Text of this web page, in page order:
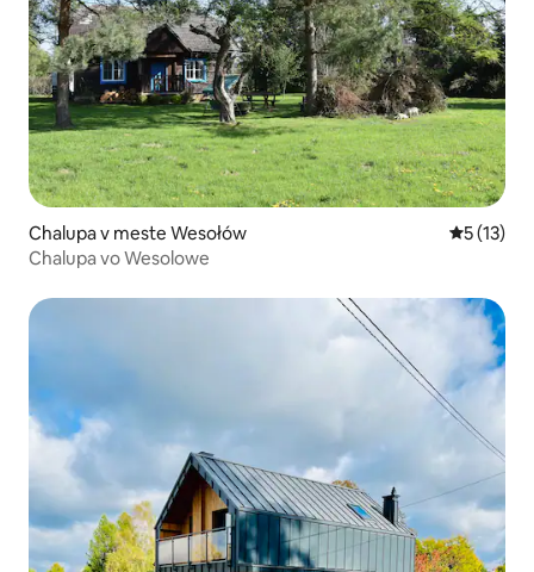
Chalupa v meste Wesołów
5 (13)
Chalupa vo Wesolowe